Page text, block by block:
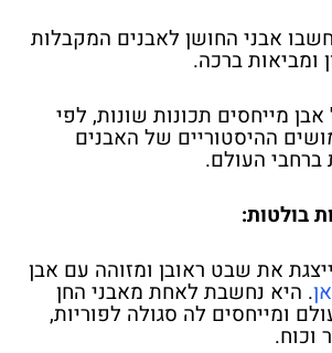
אבני החושן לאבנים המקבלות
ומביאות ברכה.
מייחסים תכונות שונות, לפי
ההיסטוריים של האבנים
העולם.
בולטות:
את שבט ראובן ומזוהה עם אבן
. היא נחשבת לאחת מאבני החן
ומייחסים לה סגולה לפוריות,
וכוח.